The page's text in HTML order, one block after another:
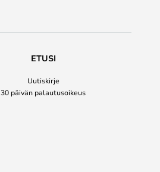
ETUSI
Uutiskirje
30 päivän palautusoikeus